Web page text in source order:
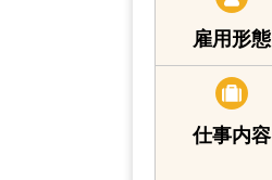
雇用形態
仕事内容